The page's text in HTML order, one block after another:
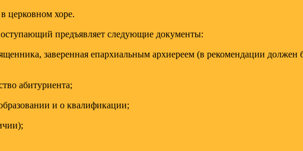
церковном хоре.
предъявляет следующие документы:
заверенная епархиальным архиереем (в рекомендации должен
абитуриента;
и о квалификации;